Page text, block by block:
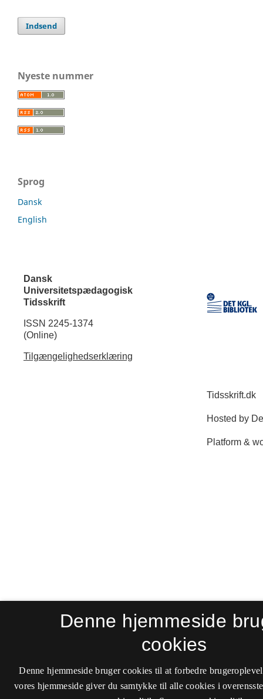
Indsend
Nyeste nummer
Sprog
Dansk
English
Dansk
Universitetspædagogisk
Tidsskrift
ISSN 2245-1374
(Online)
Tilgængelighedserklæring
Denne hjemmeside
cookies
Denne hjemmeside bruger cookies til at forbedre
vores hjemmeside giver du samtykke til alle cookies i